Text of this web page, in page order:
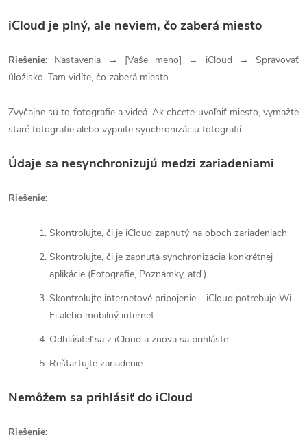
iCloud je plný, ale neviem, čo zaberá miesto
Riešenie: Nastavenia → [Vaše meno] → iCloud → Spravovať
úložisko. Tam vidíte, čo zaberá miesto.
Zvyčajne sú to fotografie a videá. Ak chcete uvoľniť miesto, vymažte
staré fotografie alebo vypnite synchronizáciu fotografií.
Údaje sa nesynchronizujú medzi zariadeniami
Riešenie:
Skontrolujte, či je iCloud zapnutý na oboch zariadeniach
Skontrolujte, či je zapnutá synchronizácia konkrétnej
aplikácie (Fotografie, Poznámky, atď.)
Skontrolujte internetové pripojenie – iCloud potrebuje Wi-
Fi alebo mobilný internet
Odhlásiteľ sa z iCloud a znova sa prihláste
Reštartujte zariadenie
Nemôžem sa prihlásiť do iCloud
Riešenie: